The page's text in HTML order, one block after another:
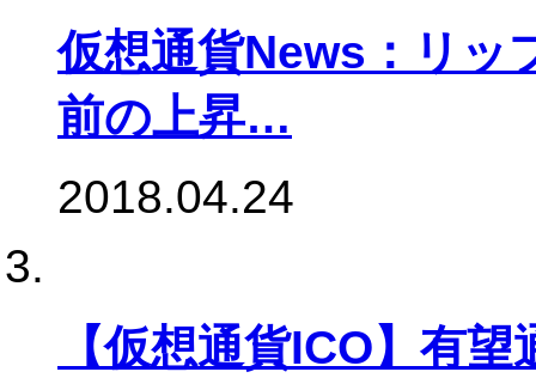
仮想通貨News：リッ
前の上昇…
2018.04.24
【仮想通貨ICO】有